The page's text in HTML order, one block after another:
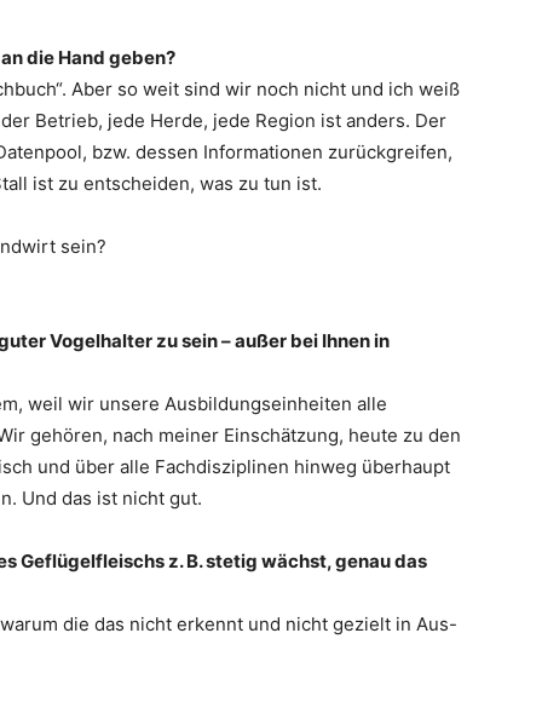
die Hand geben?
Aber so weit sind wir noch nicht und ich weiß
Betrieb, jede Herde, jede Region ist anders. Der
bzw. dessen Informationen zurückgreifen,
ist zu entscheiden, was zu tun ist.
sein?
Vogelhalter zu sein – außer bei Ihnen in
weil wir unsere Ausbildungseinheiten alle
gehören, nach meiner Einschätzung, heute zu den
und über alle Fachdisziplinen hinweg überhaupt
Und das ist nicht gut.
Geflügelfleischs z. B. stetig wächst, genau das
die das nicht erkennt und nicht gezielt in Aus-